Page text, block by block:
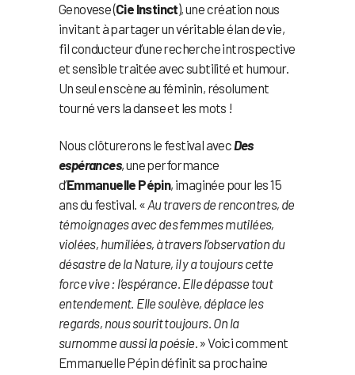
Genovese (Cie Instinct), une création nous
invitant à partager un véritable élan de vie,
fil conducteur d’une recherche introspective
et sensible traitée avec subtilité et humour.
Un seul en scène au féminin, résolument
tourné vers la danse et les mots !
Nous clôturerons le festival avecDes
espérances, une performance
d’Emmanuelle Pépin, imaginée pour les 15
ans du festival. «Au travers de rencontres, de
témoignages avec des femmes mutilées,
violées, humiliées, à travers l’observation du
désastre de la Nature, il y a toujours cette
force vive : l’espérance. Elle dépasse tout
entendement. Elle soulève, déplace les
regards, nous sourit toujours. On la
surnomme aussi la poésie. » Voici comment
Emmanuelle Pépin définit sa prochaine